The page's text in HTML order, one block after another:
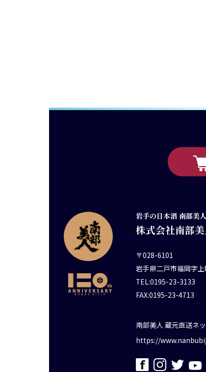
岩手の日本酒 南部美人
株式会社南部
〒028-6101
岩手県二戸市福岡字
TEL:0195-23-3133
FAX:0195-23-4713
南部美人 蔵元直送ネ
https://